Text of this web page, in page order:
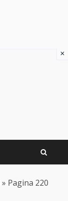
» Pagina 220
×